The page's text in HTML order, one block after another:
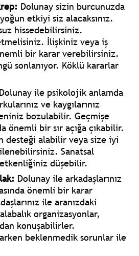
Dolunay sizin burcunuzda
etkiyi siz alacaksınız.
hissedebilirsiniz.
İlişkiniz veya iş
bir karar verebilirsiniz.
sonlanıyor. Köklü kararlar
Dolunay ile psikolojik anlamda
ve kaygılarınız
bozulabilir. Geçmişe
önemli bir sır açığa çıkabilir.
desteği alabilir veya size iyi
Sanatsal
düşebilir.
Dolunay ile arkadaşlarınız
önemli bir karar
ile aranızdaki
organizasyonlar,
konuşabilirler.
beklenmedik sorunlar ile